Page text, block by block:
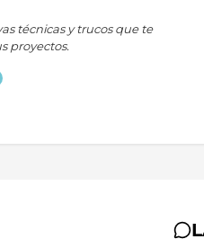
técnicas y trucos que te
proyectos.